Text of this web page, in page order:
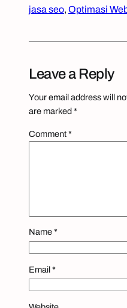
jasa seo, Optimasi
Leave a Reply
Your email address will
are marked*
Comment*
Name*
Email*